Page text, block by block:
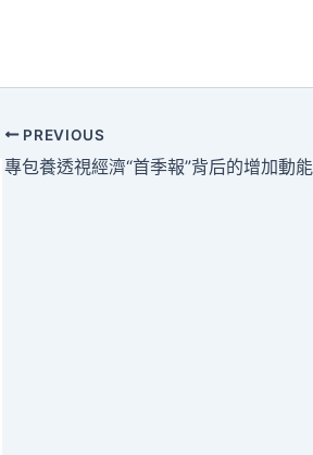
PREVIOUS
專包養透視經濟“首季報”背后的增加動能